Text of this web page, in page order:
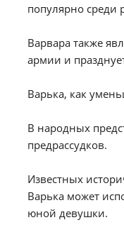
популярно среди
Варвара также
армии и
Варька, как
В народных
предрассудков.
Известных
Варька может
юной девушки.